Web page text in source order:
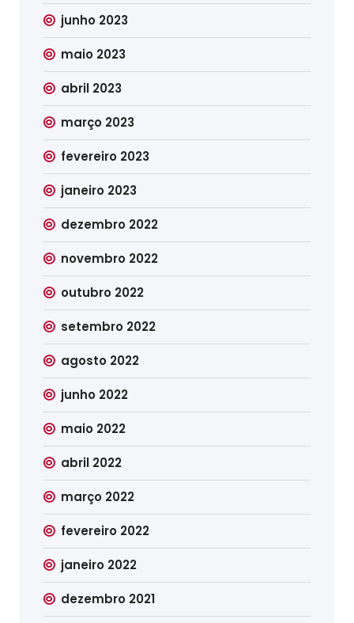
junho 2023
maio 2023
abril 2023
março 2023
fevereiro 2023
janeiro 2023
dezembro 2022
novembro 2022
outubro 2022
setembro 2022
agosto 2022
junho 2022
maio 2022
abril 2022
março 2022
fevereiro 2022
janeiro 2022
dezembro 2021